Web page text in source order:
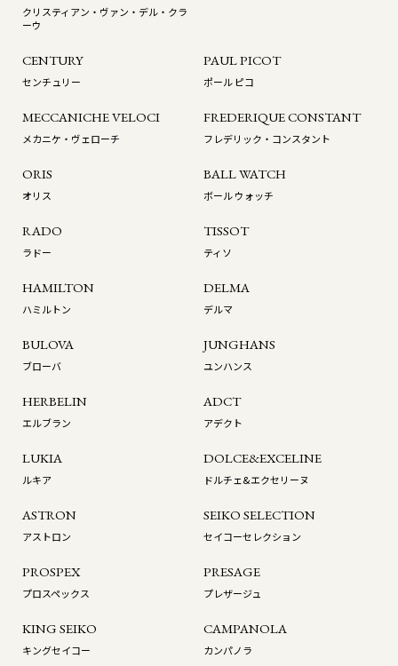
クリスティアン・ヴァン・デル・クラ
ーウ
CENTURY
センチュリー
PAUL PICOT
ポール ピコ
MECCANICHE VELOCI
メカニケ・ヴェローチ
FREDERIQUE CONSTANT
フレデリック・コンスタント
ORIS
オリス
BALL WATCH
ボール ウォッチ
RADO
ラドー
TISSOT
ティソ
HAMILTON
ハミルトン
DELMA
デルマ
BULOVA
ブローバ
JUNGHANS
ユンハンス
HERBELIN
エルブラン
ADCT
アデクト
LUKIA
ルキア
DOLCE&EXCELINE
ドルチェ&エクセリーヌ
ASTRON
アストロン
SEIKO SELECTION
セイコーセレクション
PROSPEX
プロスペックス
PRESAGE
プレザージュ
KING SEIKO
キングセイコー
CAMPANOLA
カンパノラ